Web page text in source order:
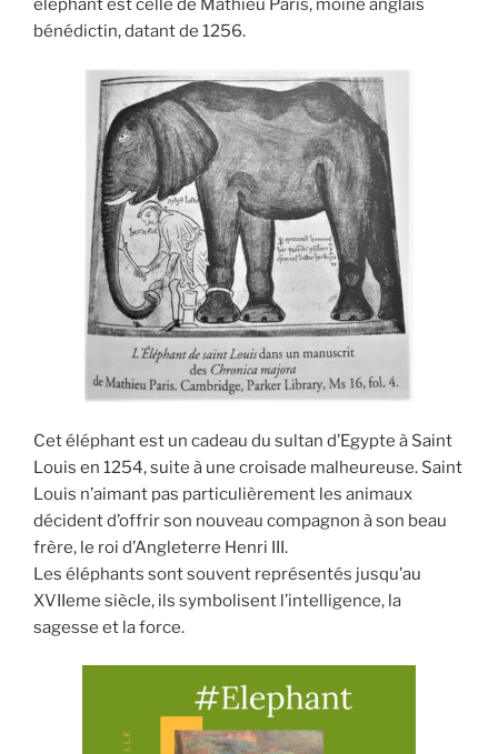
éléphant est celle de Mathieu Paris, moine anglais
bénédictin, datant de 1256.
Cet éléphant est un cadeau du sultan d’Egypte à Saint
Louis en 1254, suite à une croisade malheureuse. Saint
Louis n’aimant pas particulièrement les animaux
décident d’offrir son nouveau compagnon à son beau
frère, le roi d’Angleterre Henri III.
Les éléphants sont souvent représentés jusqu’au
XVIIeme siècle, ils symbolisent l’intelligence, la
sagesse et la force.